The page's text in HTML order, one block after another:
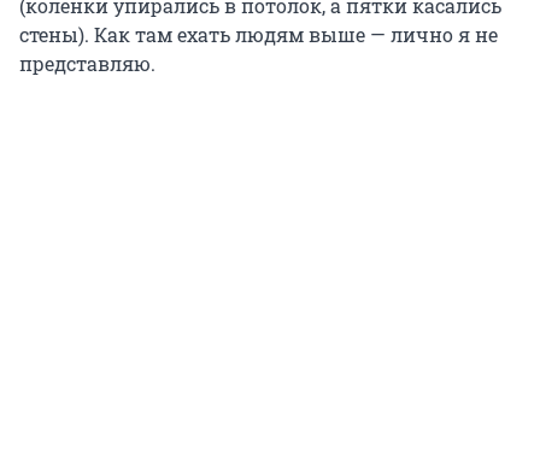
(коленки упирались в потолок, а пятки касались
стены). Как там ехать людям выше — лично я не
представляю.